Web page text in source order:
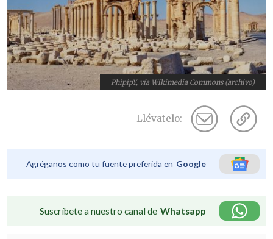
PhipipY, vía Wikimedia Commons (archivo)
Llévatelo:
Agréganos como tu fuente preferida en Google
Suscríbete a nuestro canal de Whatsapp